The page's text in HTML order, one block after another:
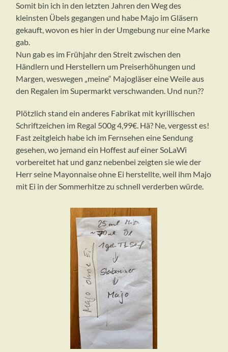
Somit bin ich in den letzten Jahren den Weg des
kleinsten Übels gegangen und habe Majo im Gläsern
gekauft, wovon es hier in der Umgebung nur eine Marke
gab.
Nun gab es im Frühjahr den Streit zwischen den
Händlern und Herstellern um Preiserhöhungen und
Margen, weswegen „meine“ Majogläser eine Weile aus
den Regalen im Supermarkt verschwanden. Und nun??
Plötzlich stand ein anderes Fabrikat mit kyrillischen
Schriftzeichen im Regal 500g 4,99€. Hä? Ne, vergesst es!
Fast zeitgleich habe ich im Fernsehen eine Sendung
gesehen, wo jemand ein Hoffest auf einer SoLaWi
vorbereitet hat und ganz nebenbei zeigten sie wie der
Herr seine Mayonnaise ohne Ei herstellte, weil ihm Majo
mit Ei in der Sommerhitze zu schnell verderben würde.